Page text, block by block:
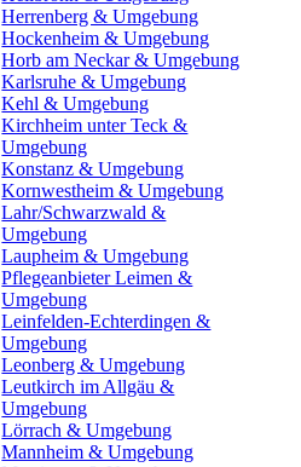
Herrenberg & Umgebung
Hockenheim & Umgebung
Horb am Neckar & Umgebung
Karlsruhe & Umgebung
Kehl & Umgebung
Kirchheim unter Teck &
Umgebung
Konstanz & Umgebung
Kornwestheim & Umgebung
Lahr/Schwarzwald &
Umgebung
Laupheim & Umgebung
Pflegeanbieter Leimen &
Umgebung
Leinfelden-Echterdingen &
Umgebung
Leonberg & Umgebung
Leutkirch im Allgäu &
Umgebung
Lörrach & Umgebung
Mannheim & Umgebung